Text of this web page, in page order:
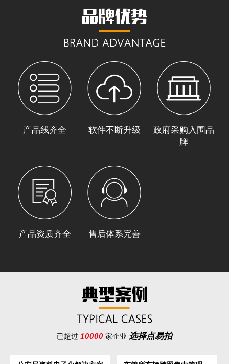
产品线齐全 软件不断升级
政府采购入围品
牌
产品资质齐全 售后体系完善
已超过 10000 家企业 选择点易拍